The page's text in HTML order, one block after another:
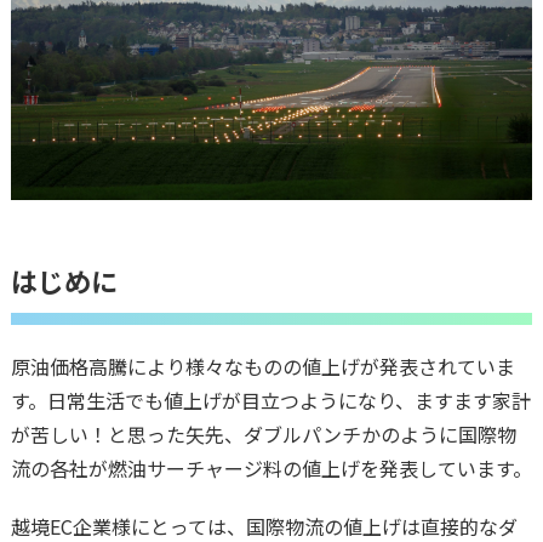
はじめに
原油価格高騰により様々なものの値上げが発表されていま
す。日常生活でも値上げが目立つようになり、ますます家計
が苦しい！と思った矢先、ダブルパンチかのように国際物
流の各社が燃油サーチャージ料の値上げを発表しています。
越境EC企業様にとっては、国際物流の値上げは直接的なダ